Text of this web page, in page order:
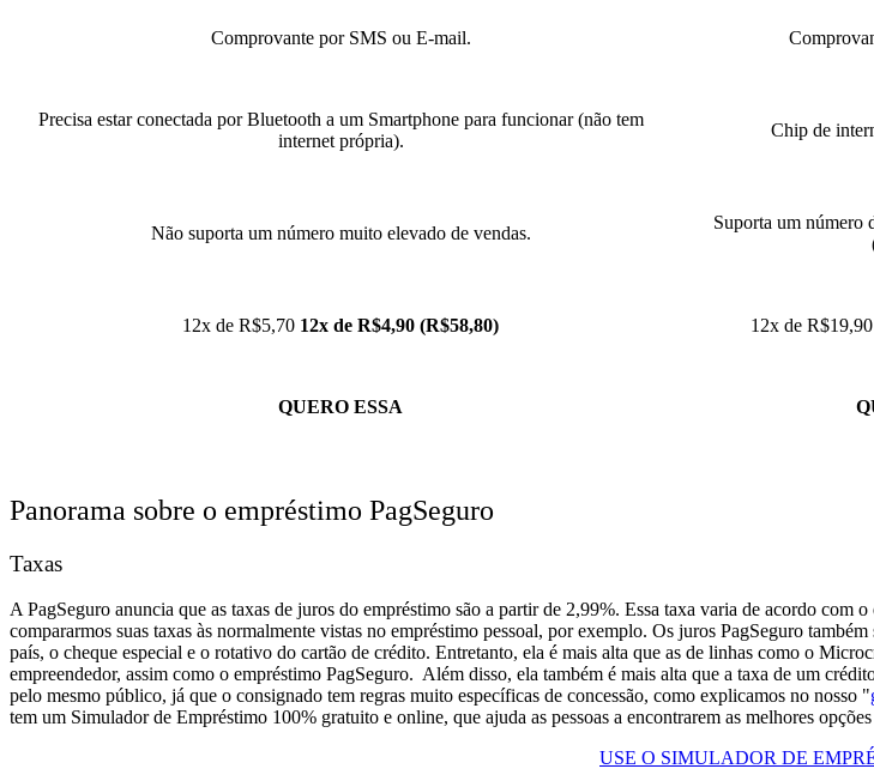
Comprovante por SMS ou E-mail.
Precisa estar conectada por Bluetooth a um Smartphone para funcionar (não tem
internet própria).
Chip de
Não suporta um número muito elevado de vendas.
Suporta um número
12x de R$5,70 12x de R$4,90 (R$58,80) 12x de R$19,90
QUERO ESSA
Panorama sobre o empréstimo PagSeguro
Taxas
A PagSeguro anuncia que as taxas de juros do empréstimo são a partirde 2,99%. Essa taxa varia de acordo com
compararmos suas taxas às normalmente vistas no empréstimo pessoal, por exemplo. Os juros PagSeguro
país, o cheque especial e o rotativo do cartão de crédito. Entretanto, ela é mais alta que as de linhas como o
empreendedor, assim como o empréstimo PagSeguro. Além disso, ela também é mais alta que a taxa de um
pelo mesmo público, já que o consignado tem regras muito específicas de concessão, como explicamos no nosso "
tem um Simulador de Empréstimo 100% gratuito e online, que ajuda as pessoas a encontrarem as melhores
USE O SIMULADOR DE